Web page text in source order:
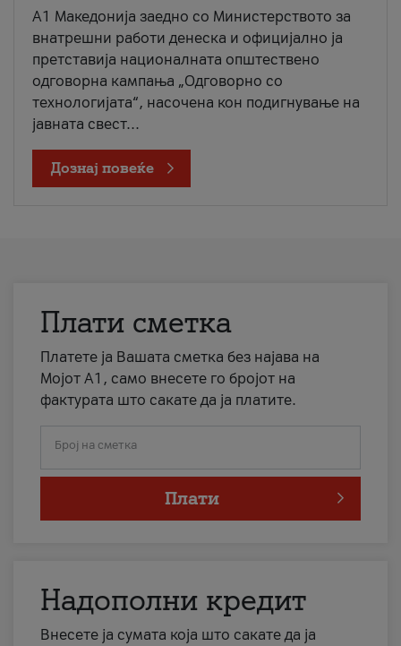
A1 Македонија заедно со Министерството за
внатрешни работи денеска и официјално ја
претставија националната општествено
одговорна кампања „Одговорно со
технологијата“, насочена кон подигнување на
јавната свест...
Дознај повеќе
Плати сметка
Платете ја Вашата сметка без најава на
Мојот А1, само внесете го бројот на
фактурата што сакате да ја платите.
Број на сметка
Плати
Надополни кредит
Внесете ја сумата која што сакате да ја